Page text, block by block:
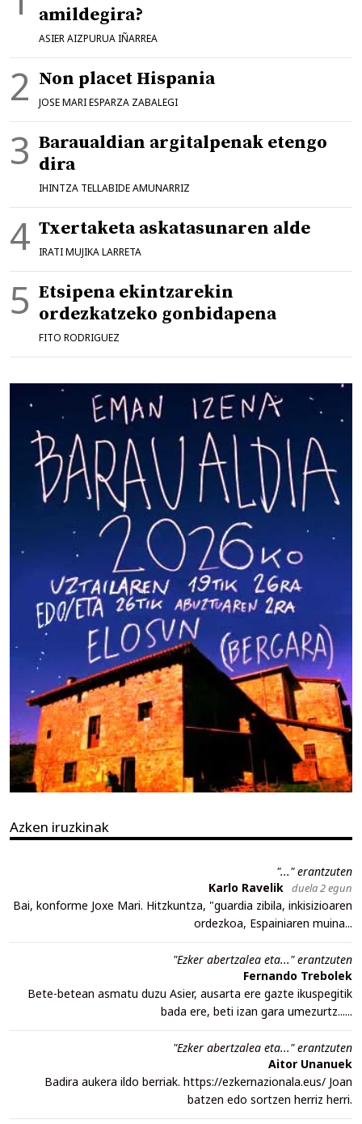
amildegira?
ASIER AIZPURUA IÑARREA
Non placet Hispania
JOSE MARI ESPARZA ZABALEGI
Baraualdian argitalpenak etengo
dira
IHINTZA TELLABIDE AMUNARRIZ
Txertaketa askatasunaren alde
IRATI MUJIKA LARRETA
Etsipena ekintzarekin
ordezkatzeko gonbidapena
FITO RODRIGUEZ
Azken iruzkinak
"..." erantzuten
Karlo Ravelik duela 2 egun
Bai, konforme Joxe Mari. Hitzkuntza, "guardia zibila, inkisizioaren
ordezkoa, Espainiaren muina...
"Ezker abertzalea eta..." erantzuten
Fernando Trebolek
Bete-betean asmatu duzu Asier, ausarta ere gazte ikuspegitik
bada ere, beti izan gara umezurtz......
"Ezker abertzalea eta..." erantzuten
Aitor Unanuek
Badira aukera ildo berriak. https://ezkernazionala.eus/ Joan
batzen edo sortzen herriz herri.